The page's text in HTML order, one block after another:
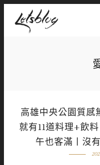
高雄中央公園質感
就有11道料理+飲
午也客滿丨沒